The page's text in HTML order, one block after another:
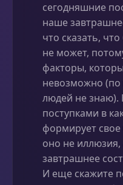
сегодняшние
наше
что сказать,
не может,
факторы,
невозможно (по
людей не знаю).
поступками в
формирует
оно не
завтрашнее
И еще скажите